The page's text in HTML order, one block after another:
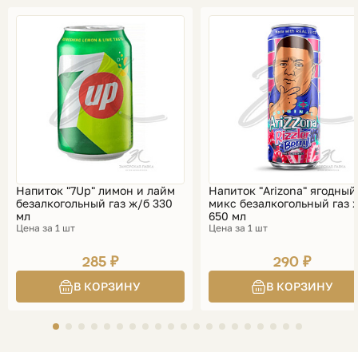
Напиток "7Up" лимон и лайм
безалкогольный газ ж/б 330
мл
Цена за 1 шт
285 ₽
Напиток "Arizona" ягодный
микс безалкогольный газ
650 мл
Цена за 1 шт
290 ₽